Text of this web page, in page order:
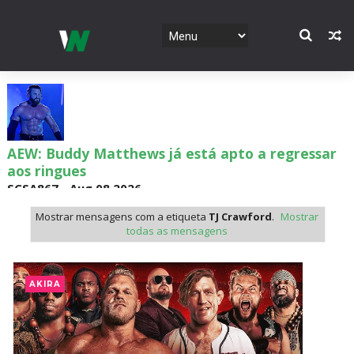
AEW: Buddy Matthews já está apto a regressar
aos ringues
SCSA867- Aug 08 2026
TNA: Elayna Black desafia Xia Brookside para
combate pelo título no Lockdown
SCSA867-Aug 08 2026
Mostrar mensagens com a etiqueta TJ Crawford. Mostrar
todas as mensagens
AKIRA